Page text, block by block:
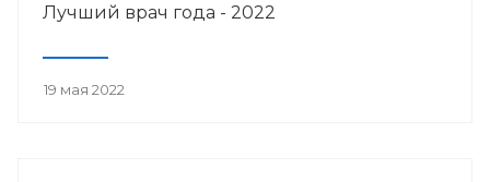
Лучший врач года - 2022
19 мая 2022